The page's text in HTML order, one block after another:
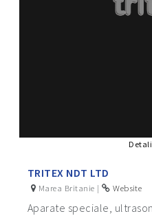
TRITEX NDT LTD
Marea Britanie | Website
Aparate speciale,